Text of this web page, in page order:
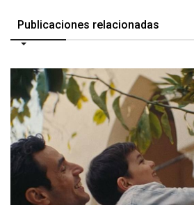
Publicaciones relacionadas